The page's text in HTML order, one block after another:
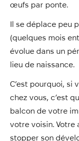
œufs par ponte.
Il se déplace peu
(quelques mois
évolue dans un
lieu de naissance.
C’est pourquoi, si
chez vous, c’est
balcon de votre
votre voisin.
stopper son